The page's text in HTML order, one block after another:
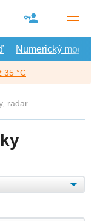
Numerický model
35 °C
radar